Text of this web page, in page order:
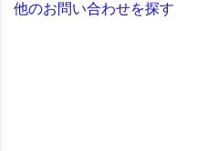
他のお問い合わせを探す